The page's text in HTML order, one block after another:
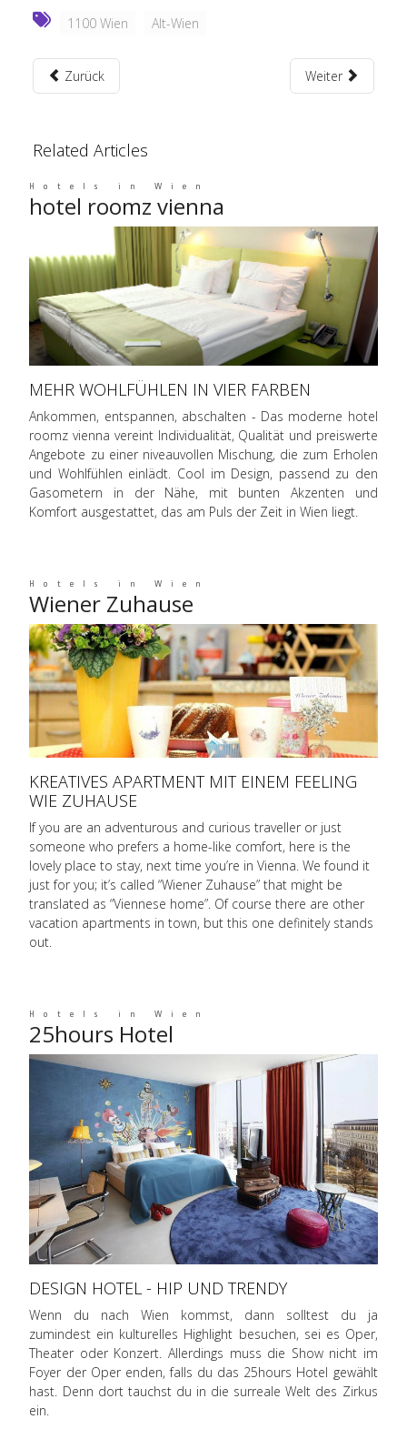
1100 Wien Alt-Wien
Zurück Weiter
Related Articles
Hotels in Wien
hotel roomz vienna
MEHR WOHLFÜHLEN IN VIER FARBEN
Ankommen, entspannen, abschalten - Das moderne hotel
roomz vienna vereint Individualität, Qualität und preiswerte
Angebote zu einer niveauvollen Mischung, die zum Erholen
und Wohlfühlen einlädt. Cool im Design, passend zu den
Gasometern in der Nähe, mit bunten Akzenten und
Komfort ausgestattet, das am Puls der Zeit in Wien liegt.
Hotels in Wien
Wiener Zuhause
KREATIVES APARTMENT MIT EINEM FEELING
WIE ZUHAUSE
If you are an adventurous and curious traveller or just
someone who prefers a home-like comfort, here is the
lovely place to stay, next time you’re in Vienna. We found it
just for you; it’s called “Wiener Zuhause” that might be
translated as “Viennese home”. Of course there are other
vacation apartments in town, but this one definitely stands
out.
Hotels in Wien
25hours Hotel
DESIGN HOTEL - HIP UND TRENDY
Wenn du nach Wien kommst, dann solltest du ja
zumindest ein kulturelles Highlight besuchen, sei es Oper,
Theater oder Konzert. Allerdings muss die Show nicht im
Foyer der Oper enden, falls du das 25hours Hotel gewählt
hast. Denn dort tauchst du in die surreale Welt des Zirkus
ein.